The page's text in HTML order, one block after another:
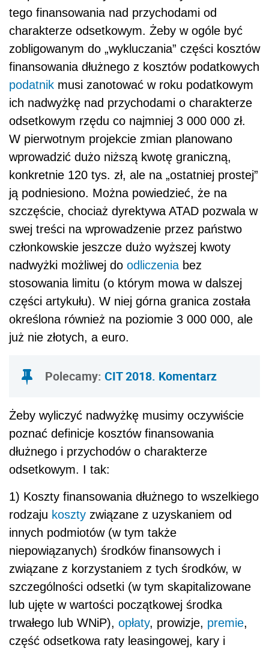
tego finansowania nad przychodami od
charakterze odsetkowym. Żeby w ogóle być
zobligowanym do „wykluczania” części kosztów
finansowania dłużnego z kosztów podatkowych
podatnik musi zanotować w roku podatkowym
ich nadwyżkę nad przychodami o charakterze
odsetkowym rzędu co najmniej 3 000 000 zł.
W pierwotnym projekcie zmian planowano
wprowadzić dużo niższą kwotę graniczną,
konkretnie 120 tys. zł, ale na „ostatniej prostej”
ją podniesiono. Można powiedzieć, że na
szczęście, chociaż dyrektywa ATAD pozwala w
swej treści na wprowadzenie przez państwo
członkowskie jeszcze dużo wyższej kwoty
nadwyżki możliwej do odliczenia bez
stosowania limitu (o którym mowa w dalszej
części artykułu). W niej górna granica została
określona również na poziomie 3 000 000, ale
już nie złotych, a euro.
Polecamy: CIT 2018. Komentarz
Żeby wyliczyć nadwyżkę musimy oczywiście
poznać definicje kosztów finansowania
dłużnego i przychodów o charakterze
odsetkowym. I tak:
1) Koszty finansowania dłużnego to wszelkiego
rodzaju koszty związane z uzyskaniem od
innych podmiotów (w tym także
niepowiązanych) środków finansowych i
związane z korzystaniem z tych środków, w
szczególności odsetki (w tym skapitalizowane
lub ujęte w wartości początkowej środka
trwałego lub WNiP), opłaty, prowizje, premie,
część odsetkowa raty leasingowej, kary i